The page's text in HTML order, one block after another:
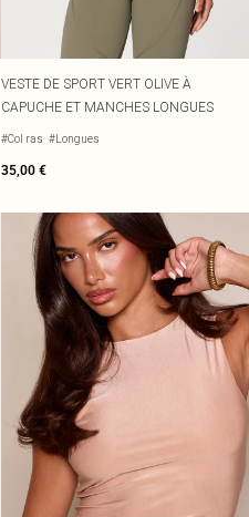
VESTE DE SPORT VERT OLIVE À
CAPUCHE ET MANCHES LONGUES
#Col ras #Longues
35,00 €